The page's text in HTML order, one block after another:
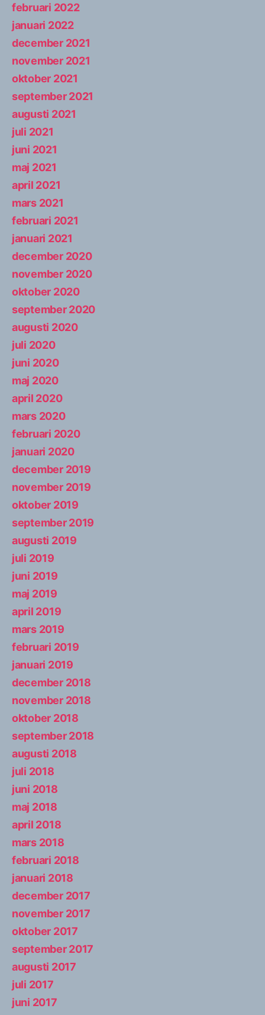
februari 2022
januari 2022
december 2021
november 2021
oktober 2021
september 2021
augusti 2021
juli 2021
juni 2021
maj 2021
april 2021
mars 2021
februari 2021
januari 2021
december 2020
november 2020
oktober 2020
september 2020
augusti 2020
juli 2020
juni 2020
maj 2020
april 2020
mars 2020
februari 2020
januari 2020
december 2019
november 2019
oktober 2019
september 2019
augusti 2019
juli 2019
juni 2019
maj 2019
april 2019
mars 2019
februari 2019
januari 2019
december 2018
november 2018
oktober 2018
september 2018
augusti 2018
juli 2018
juni 2018
maj 2018
april 2018
mars 2018
februari 2018
januari 2018
december 2017
november 2017
oktober 2017
september 2017
augusti 2017
juli 2017
juni 2017